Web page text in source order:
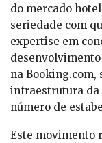
do mercado
seriedade com
expertise em
na
infraestrutura
número de
Este movimento